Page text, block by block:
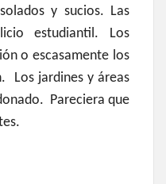
y sucios. Las
estudiantil. Los
o escasamente los
Los jardines y áreas
Pareciera que